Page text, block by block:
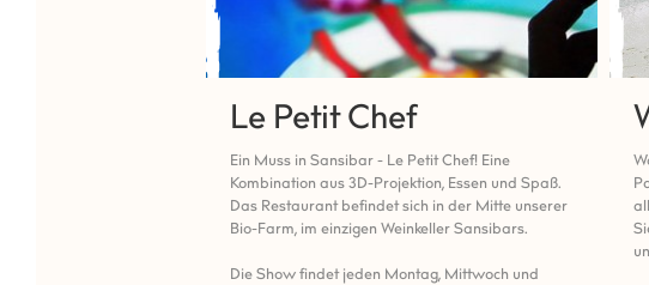
Le Petit Chef
Ein Muss in Sansibar - Le Petit Chef! Eine
Kombination aus 3D-Projektion, Essen und Spaß.
Das Restaurant befindet sich in der Mitte unserer
Bio-Farm, im einzigen Weinkeller Sansibars.
Die Show findet jeden Montag, Mittwoch und